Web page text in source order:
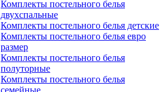
Комплекты постельного белья
двухспальные
Комплекты постельного белья детские
Комплекты постельного белья евро
размер
Комплекты постельного белья
полуторные
Комплекты постельного белья
семейные